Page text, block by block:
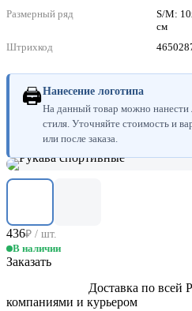
Размерный ряд
S/M:
см
Штрихкод
🖨Нанесение логотипа
На данный товар можно нанести
стиля. Уточняйте стоимость и
или после заказа.
436₽ / шт.
В наличии
Заказать
Доставка по
компаниями и курьером